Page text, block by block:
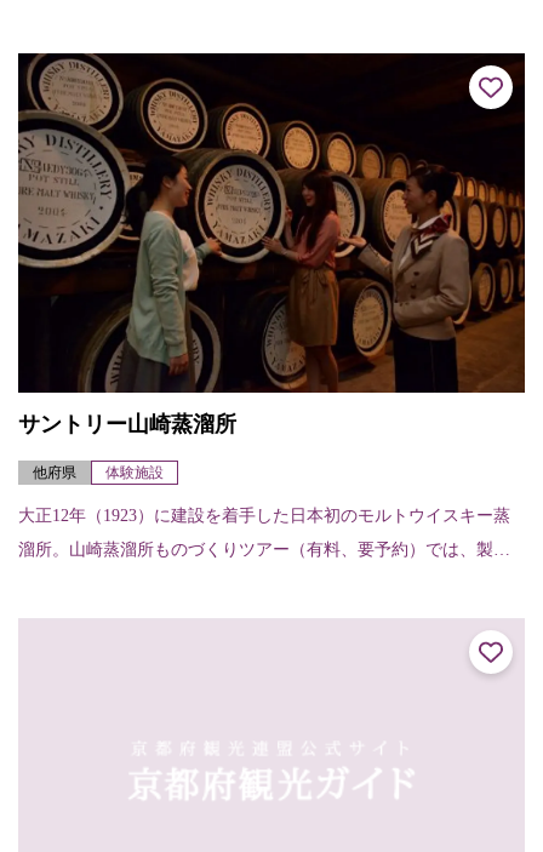
社があり、古く...
サントリー山崎蒸溜所
他府県 体験施設
大正12年（1923）に建設を着手した日本初のモルトウイスキー蒸
溜所。山崎蒸溜所ものづくりツアー（有料、要予約）では、製造
のテイスティン...